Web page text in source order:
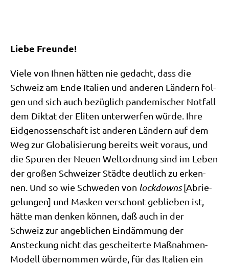
Lie­be Freunde!
Vie­le von Ihnen hät­ten nie gedacht, dass die
Schweiz am Ende Ita­li­en und ande­ren Län­dern fol­
gen und sich auch bezüg­lich pan­de­mi­scher Not­fall
dem Dik­tat der Eli­ten unter­wer­fen wür­de. Ihre
Eid­ge­nos­sen­schaft ist ande­ren Län­dern auf dem
Weg zur Glo­ba­li­sie­rung bereits weit vor­aus, und
die Spu­ren der Neu­en Welt­ord­nung sind im Leben
der gro­ßen Schwei­zer Städ­te deut­lich zu erken­
nen. Und so wie Schwe­den von lock­downs[Abrie­
ge­lun­gen] und Mas­ken ver­schont geblie­ben ist,
hät­te man den­ken kön­nen, daß auch in der
Schweiz zur angeb­li­chen Ein­däm­mung der
Ansteckung nicht das geschei­ter­te Maß­nah­men-
Modell über­nom­men wür­de, für das Ita­li­en ein